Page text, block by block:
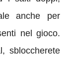
anche per
nel gioco.
sbloccherete